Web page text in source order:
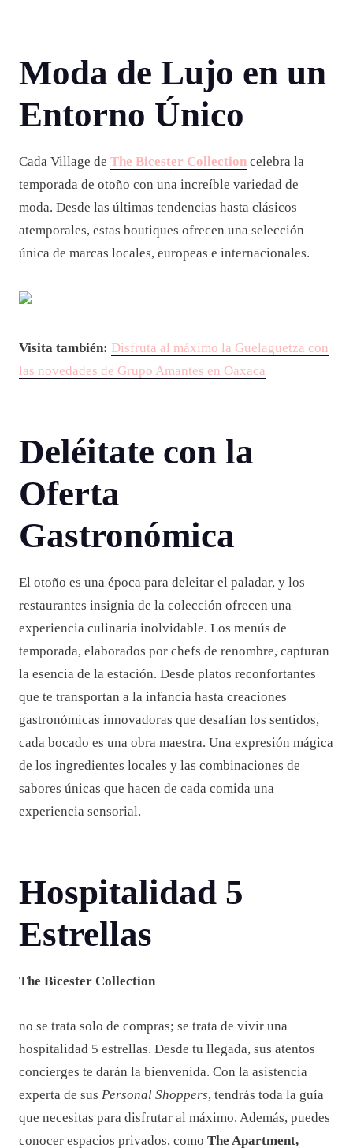
Moda de Lujo en un
Entorno Único
Cada Village de The Bicester Collection celebra la
temporada de otoño con una increíble variedad de
moda. Desde las últimas tendencias hasta clásicos
atemporales, estas boutiques ofrecen una selección
única de marcas locales, europeas e internacionales.
Visita también: Disfruta al máximo la Guelaguetza con
las novedades de Grupo Amantes en Oaxaca
Deléitate con la
Oferta
Gastronómica
El otoño es una época para deleitar el paladar, y los
restaurantes insignia de la colección ofrecen una
experiencia culinaria inolvidable. Los menús de
temporada, elaborados por chefs de renombre, capturan
la esencia de la estación. Desde platos reconfortantes
que te transportan a la infancia hasta creaciones
gastronómicas innovadoras que desafían los sentidos,
cada bocado es una obra maestra. Una expresión mágica
de los ingredientes locales y las combinaciones de
sabores únicas que hacen de cada comida una
experiencia sensorial.
Hospitalidad 5
Estrellas
The Bicester Collection
no se trata solo de compras; se trata de vivir una
hospitalidad 5 estrellas. Desde tu llegada, sus atentos
concierges te darán la bienvenida. Con la asistencia
experta de sus Personal Shoppers, tendrás toda la guía
que necesitas para disfrutar al máximo. Además, puedes
conocer espacios privados, como The Apartment,